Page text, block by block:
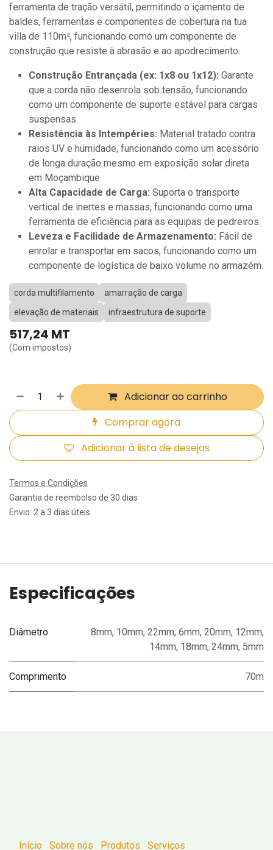
ferramenta de tração versátil, permitindo o içamento de
baldes, ferramentas e componentes de cobertura na tua
villa de 110m², funcionando como um componente de
construção que resiste à abrasão e ao apodrecimento.
Construção Entrançada (ex: 1x8 ou 1x12): Garante
que a corda não desenrola sob tensão, funcionando
como um componente de suporte estável para cargas
suspensas.
Resistência às Intempéries: Material tratado contra
raios UV e humidade, funcionando como um acessório
de longa duração mesmo em exposição solar direta
em Moçambique.
Alta Capacidade de Carga: Suporta o transporte
vertical de inertes e massas, funcionando como uma
ferramenta de eficiência para as equipas de pedreiros.
Leveza e Facilidade de Armazenamento: Fácil de
enrolar e transportar em sacos, funcionando como um
componente de logística de baixo volume no armazém.
corda multifilamento
amarração de carga
elevação de materiais
infraestrutura de suporte
517,24 MT
(Com impostos)
Adicionar ao carrinho
Comprar agora
Adicionar à lista de desejos
Termos e Condições
Garantia de reembolso de 30 dias
Envio: 2 a 3 dias úteis
Especificações
Diâmetro 8mm, 10mm, 22mm, 6mm, 20mm, 12mm,
14mm, 18mm, 24mm, 5mm
Comprimento 70m
Início Sobre nós Produtos Serviços